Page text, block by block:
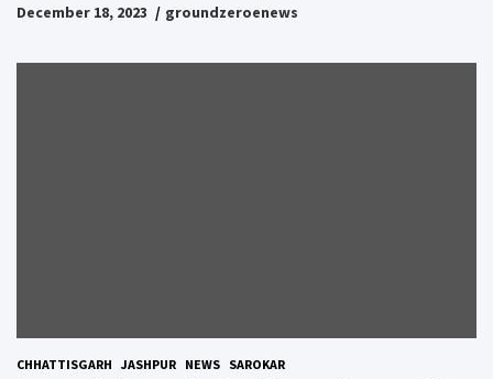
December 18, 2023 groundzeroenews
CHHATTISGARH JASHPUR NEWS SAROKAR